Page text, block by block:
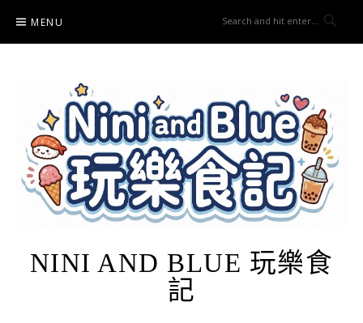
content
MENU
NINI AND BLUE 玩樂食
記